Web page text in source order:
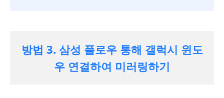
방법 3. 삼성 플로우 통해 갤럭시 윈도
우 연결하여 미러링하기